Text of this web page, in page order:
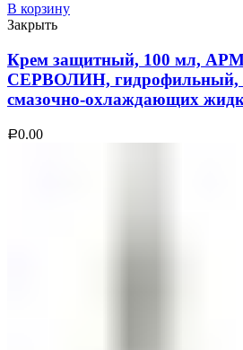
В корзину
Закрыть
Крем защитный, 100 мл,
СЕРВОЛИН, гидрофильный,
смазочно-охлаждающих
Р0.00